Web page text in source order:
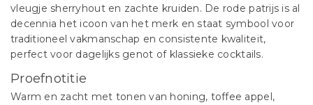
vleugje sherryhout en zachte kruiden. De rode patrijs is al
decennia het icoon van het merk en staat symbool voor
traditioneel vakmanschap en consistente kwaliteit,
perfect voor dagelijks genot of klassieke cocktails.
Proefnotitie
Warm en zacht met tonen van honing, toffee appel,